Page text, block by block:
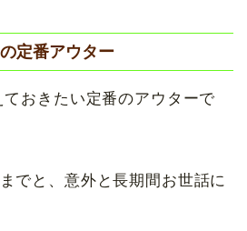
定番アウター
おきたい定番のアウターで
でと、意外と長期間お世話に